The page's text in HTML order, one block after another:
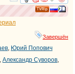
смотреть
Завершён
Юрий Попович
Александр Суворов